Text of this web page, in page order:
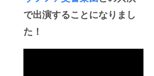
で出演することになりまし
た！